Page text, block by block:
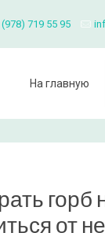
(978) 719 55 95
На главную
от